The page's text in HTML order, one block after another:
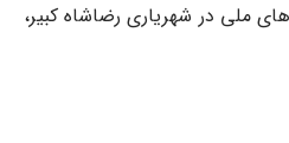
بنیادهای ملی در شهریاری رضاشاه کبیر،